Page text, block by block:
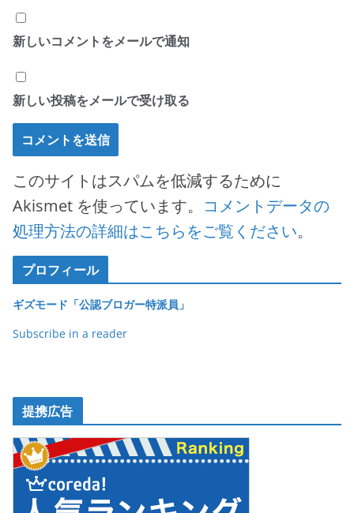
新しいコメントをメールで通知
新しい投稿をメールで受け取る
このサイトはスパムを低減するために
Akismet を使っています。 コメントデータの
処理方法の詳細はこちらをご覧ください。
プロフィール
ギズモード「公認ブロガー特派員」
Subscribe in a reader
提携広告